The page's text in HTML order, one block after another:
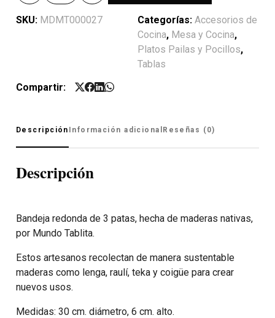
SKU: MDMT000027 Categorías: Accesorios de
Cocina, Mesa y Cocina,
Platos Pailas y Pocillos,
Tablas
Compartir:
Descripción Información adicional Reseñas (0)
Descripción
Bandeja redonda de 3 patas, hecha de maderas nativas,
por Mundo Tablita.
Estos artesanos recolectan de manera sustentable
maderas como lenga, raulí, teka y coigüe para crear
nuevos usos.
Medidas: 30 cm. diámetro, 6 cm. alto.